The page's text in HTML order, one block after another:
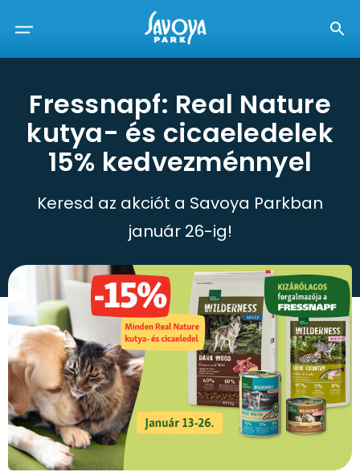
Fressnapf: Real Nature
kutya- és cicaeledelek
15% kedvezménnyel
Keresd az akciót a Savoya Parkban
január 26-ig!